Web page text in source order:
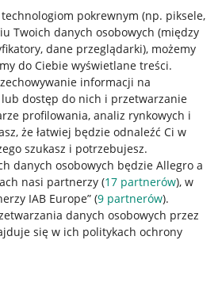
pokrewnym (np. piksele,
Twoich danych osobowych (między
dane przeglądarki), możemy
do Ciebie wyświetlane treści.
informacji na
dostęp do nich i przetwarzanie
profilowania, analiz rynkowych i
że łatwiej będzie odnaleźć Ci w
szukasz i potrzebujesz.
danych osobowych będzie Allegro a
nasi partnerzy (17 partnerów), w
IAB Europe” (9 partnerów).
danych osobowych przez
się w ich politykach ochrony